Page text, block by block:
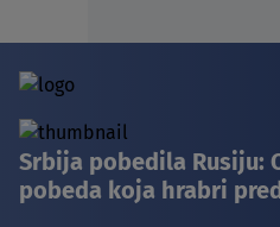
Srbija pobedila Rusiju:
pobeda koja hrabri